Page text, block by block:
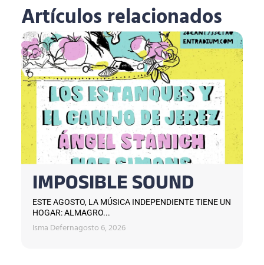
Artículos relacionados
IMPOSIBLE SOUND
ESTE AGOSTO, LA MÚSICA INDEPENDIENTE TIENE UN
HOGAR: ALMAGRO...
Isma Defernagosto 6, 2026